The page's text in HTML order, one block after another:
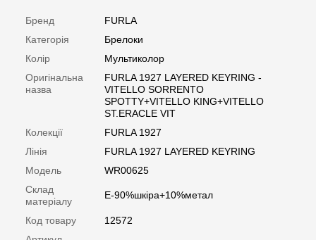
Бренд
FURLA
Категорія
Брелоки
Колір
Мультиколор
Оригінальна
назва
FURLA 1927 LAYERED KEYRING -
VITELLO SORRENTO
SPOTTY+VITELLO KING+VITELLO
ST.ERACLE VIT
Колекції
FURLA 1927
Лінія
FURLA 1927 LAYERED KEYRING
Модель
WR00625
Склад
матеріалу
E-90%шкіра+10%метал
Код товару
12572